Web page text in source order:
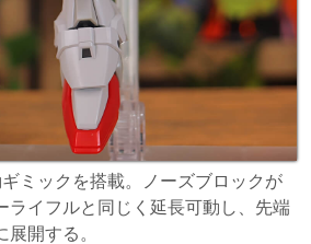
ミックを搭載。ノーズブロックが
ライフルと同じく延長可動し、先端
開する。